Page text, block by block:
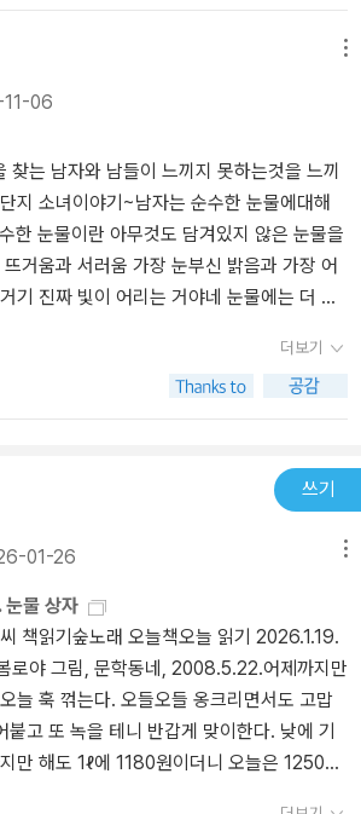
해주는 <눈물 상자>이다. 요즘, 싸늘하게
와 부정과 불신이 난무해도 한 방울의 눈물
.힘겹게 사는 사람들의 이야기앞에서도 묵묵
느끼지도 못하는 사람들.이렇게 눈물마저
하면, 위선의 눈물, 거짓의 눈물인 '악어의 눈
으니.....작가가 <눈물 상자>를 쓰게 된 동기
보여드릴까요?>라는 어린이극을 보고 눈물
들을 결정으로 만들면 각기 다른 색깔이 나
작품을 쓰게 되었다고 한다. 눈물에는 그만
있는 것이다.그 눈물 중에서 순수한 눈물을
수도 있을 것이다. '그 눈물이 닿는 것만으로
붙었던 마음도 천천히 녹기 시작하는' 순수
있을까....
06
찾는 남자와 남들이 느끼지 못하는것을 느끼
한 눈물이란 아무것도 담겨있지 않은 눈물을
거움과 서러움 가장 눈부신 밝음과 가장 어
기 진짜 빛이 어리는 거야네 눈물에는 더 많
려워하지 않는…눈물에 어린 빛깔들이 더욱
물은 순수한 눈물이 될거야. 여러 색깔의 물
이 되지만, 여러 색깔의 빛을 섞으면 투명한
에서 히라야마가 흘렸던 눈물… 그가 마주했
아 흐르던 눈물,,,그 눈물이 세상에서 가장 순수
자#퍼펙트데이즈
더보기
쓰기
01-26
물 상자
책읽기숲노래 오늘책오늘 읽기 2026.1.19.
봄로야 그림, 문학동네, 2008.5.22.어제까지만
늘 훅 꺾는다. 오들오들 옹크리면서도 고맙
붙고 또 녹을 테니 반갑게 맞이한다. 낮에 기
만 해도 1ℓ에 1180원이더니 오늘은 1250원